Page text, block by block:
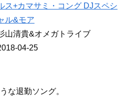
ス+カマサミ・コング DJスペシ
ル&モア
山清貴&オメガトライブ
04-25
な退勤ソング。